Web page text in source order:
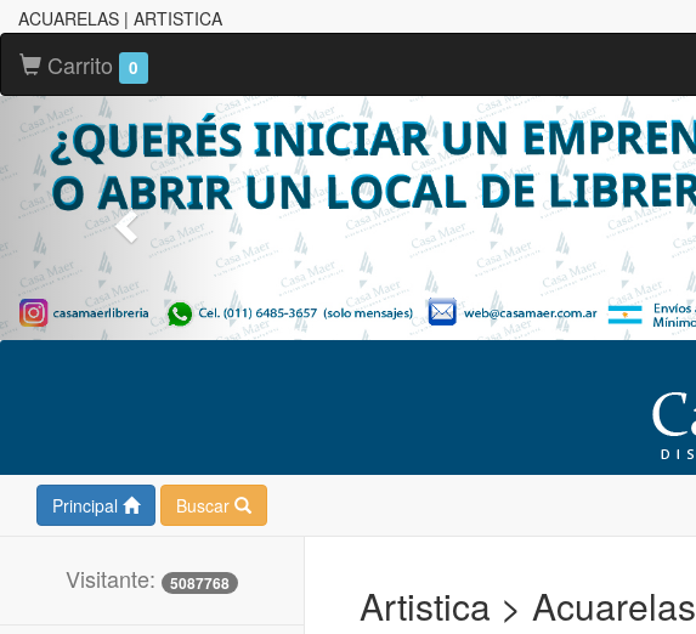
ACUARELAS | ARTISTICA
Carrito 0
Principal Buscar
Visitante: 5087768 Artistica > Acuarelas